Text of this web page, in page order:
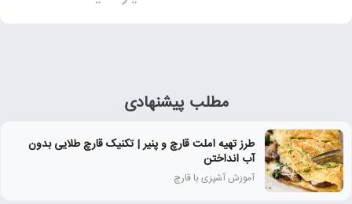
مطلب پیشنهادی
طرز تهیه املت قارچ و پنیر | تکنیک قارچ طلایی بدون
آب انداختن
آموزش آشپزی با قارچ